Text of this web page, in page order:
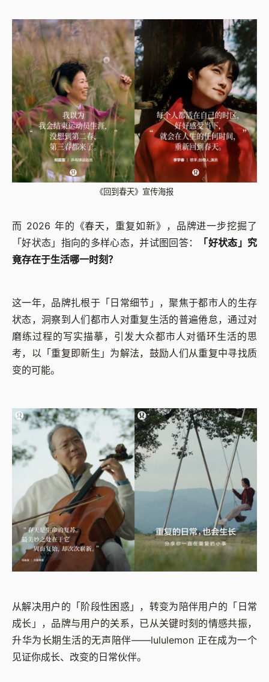
《回到春天》宣传海报
而 2026 年的《春天，重复如新》，品牌进一步挖掘了
「好状态」指向的多样心态，并试图回答：
「好状态」究
竟存在于生活哪一时刻？
这一年，品牌扎根于「日常细节」，聚焦于都市人的生存
状态，洞察到人们都市人对重复生活的普遍倦怠，通过对
磨练过程的写实描摹，引发大众都市人对循环生活的思
考，以「重复即新生」为解法，鼓励人们从重复中寻找质
变的可能。
从解决用户的「阶段性困惑」，转变为陪伴用户的「日常
成长」，品牌与用户的关系，已从关键时刻的情感共振，
升华为长期生活的无声陪伴——lululemon 正在成为一个
见证你成长、改变的日常伙伴。